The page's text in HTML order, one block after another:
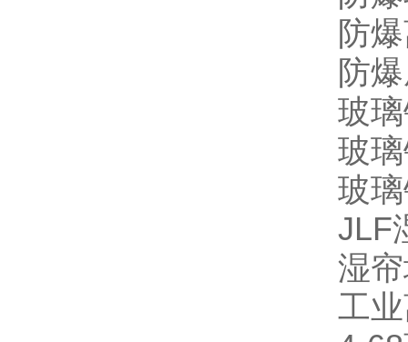
防
防
玻
玻
玻
JLF
湿
工